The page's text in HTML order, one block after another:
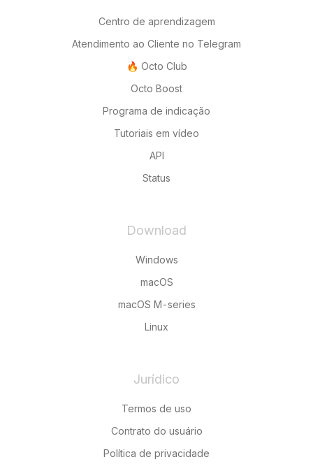
Centro de aprendizagem
Atendimento ao Cliente no Telegram
🔥 Octo Club
Octo Boost
Programa de indicação
Tutoriais em vídeo
API
Status
Download
Windows
macOS
macOS M-series
Linux
Jurídico
Termos de uso
Contrato do usuário
Política de privacidade